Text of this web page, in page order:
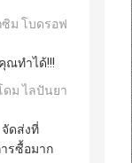
ม โบดรอฟ
ณทำได้!!!
ม ไลปันยา
ดส่งที่
รซื้อมาก